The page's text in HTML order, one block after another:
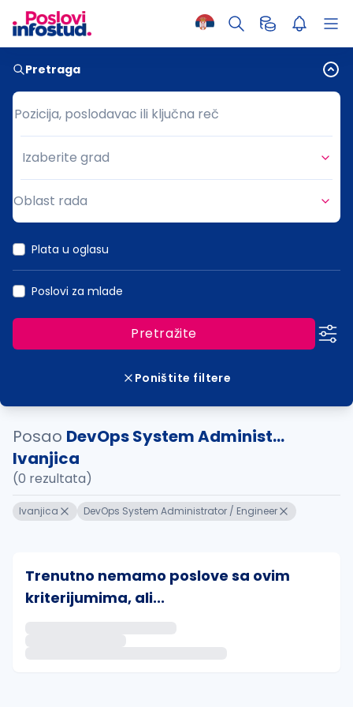
Pretraga
Pozicija, poslodavac ili ključna reč
Pozicija, poslodavac ili ključna reč
Grad
Izaberite grad
Oblast rada
Plata u oglasu
Poslovi za mlade
Pretražite
Poništite filtere
Posao DevOps System Administ...
Ivanjica
(0 rezultata)
Ivanjica DevOps System Administrator / Engineer
Trenutno nemamo poslove sa ovim
kriterijumima, ali...